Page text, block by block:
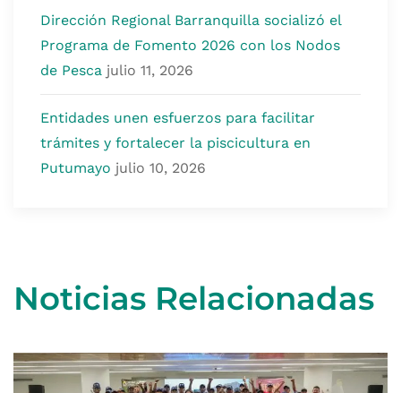
Dirección Regional Barranquilla socializó el
Programa de Fomento 2026 con los Nodos
de Pesca julio 11, 2026
Entidades unen esfuerzos para facilitar
trámites y fortalecer la piscicultura en
Putumayo julio 10, 2026
Noticias Relacionadas